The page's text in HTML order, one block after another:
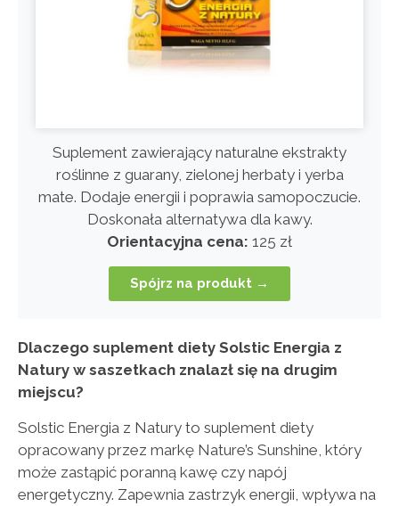
Suplement zawierający naturalne ekstrakty
roślinne z guarany, zielonej herbaty i yerba
mate. Dodaje energii i poprawia samopoczucie.
Doskonała alternatywa dla kawy.
Orientacyjna cena: 125 zł
Spójrz na produkt →
Dlaczego suplement diety Solstic Energia z
Natury w saszetkach znalazł się na drugim
miejscu?
Solstic Energia z Natury to suplement diety
opracowany przez markę Nature’s Sunshine, który
może zastąpić poranną kawę czy napój
energetyczny. Zapewnia zastrzyk energii, wpływa na